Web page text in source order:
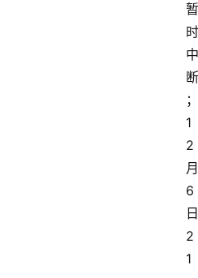
暂
时
中
断
；
1
2
月
6
日
2
1